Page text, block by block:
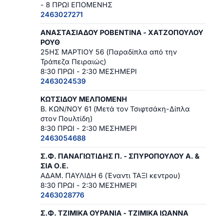
- 8 ΠΡΩΙ ΕΠΟΜΕΝΗΣ
2463027271
ΑΝΑΣΤΑΣΙΑΔΟΥ ΡΟΒΕΝΤΙΝΑ - ΧΑΤΖΟΠΟΥΛΟΥ
ΡΟΥΘ
25ΗΣ ΜΑΡΤΙΟΥ 56 (Παραδίπλα από την
Τράπεζα Πειραιώς)
8:30 ΠΡΩΙ - 2:30 ΜΕΣΗΜΕΡΙ
2463024539
ΚΩΤΣΙΔΟΥ ΜΕΛΠΟΜΕΝΗ
Β. ΚΩΝ/ΝΟΥ 61 (Μετά τον Τσιφτσάκη-Δίπλα
στον Πουλτίδη)
8:30 ΠΡΩΙ - 2:30 ΜΕΣΗΜΕΡΙ
2463054688
Σ.Φ. ΠΑΝΑΓΙΩΤΙΔΗΣ Π. - ΣΠΥΡΟΠΟΥΛΟΥ Α. &
ΣΙΑ Ο.Ε.
ΑΔΑΜ. ΠΑΥΛΙΔΗ 6 (Έναντι ΤΑΞΙ κεντρου)
8:30 ΠΡΩΙ - 2:30 ΜΕΣΗΜΕΡΙ
2463028776
Σ.Φ. ΤΖΙΜΙΚΑ ΟΥΡΑΝΙΑ - ΤΖΙΜΙΚΑ ΙΩΑΝΝΑ